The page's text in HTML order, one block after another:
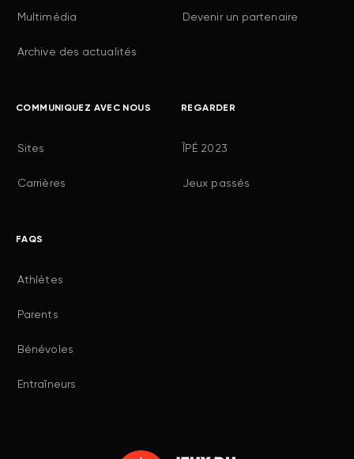
Multimédia
Archive des actualités
Devenir un partenaire
COMMUNIQUEZ AVEC NOUS
Sites
Carrières
REGARDER
ÎPÉ 2023
Jeux passés
FAQS
Athlètes
Parents
Bénévoles
Entraîneurs